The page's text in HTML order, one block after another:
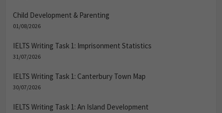
Child Development & Parenting
01/08/2026
IELTS Writing Task 1: Imprisonment Statistics
31/07/2026
IELTS Writing Task 1: Canterbury Town Map
30/07/2026
IELTS Writing Task 1: An Island Development